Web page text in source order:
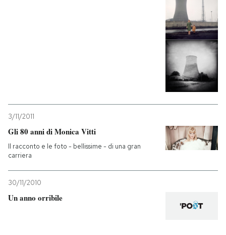
3/11/2011
Gli 80 anni di Monica Vitti
Il racconto e le foto - bellissime - di una gran
carriera
30/11/2010
Un anno orribile